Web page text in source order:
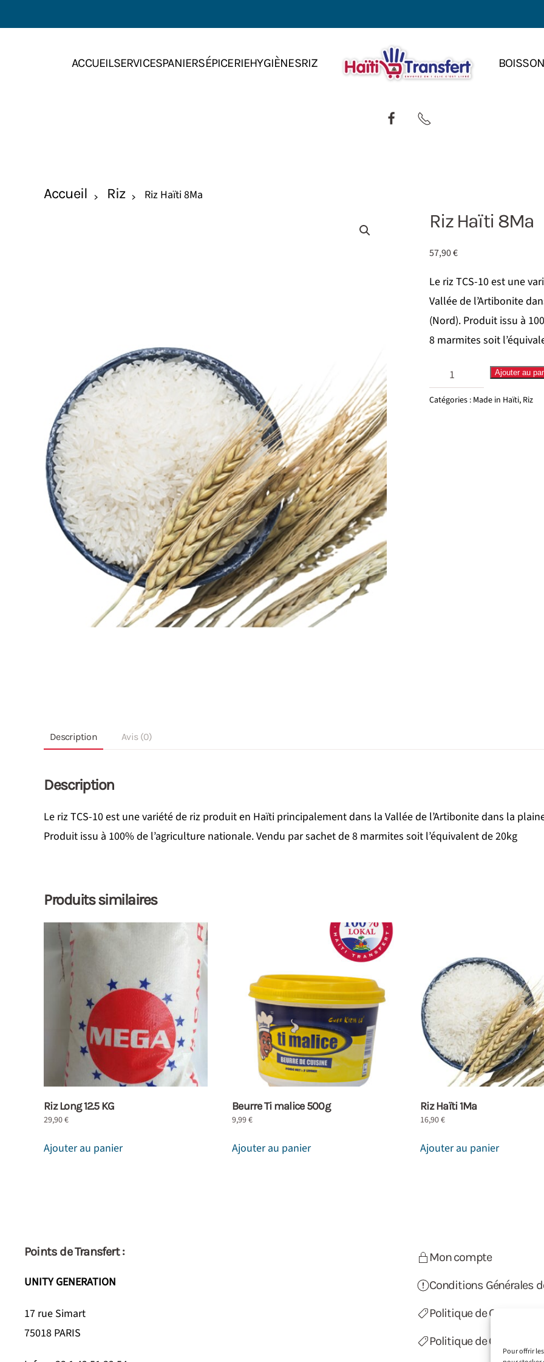
Pour offrir
ACCUEILSERVICESPANIERSÉPICERIEHYGIÈNESRIZ
Accueil Riz Riz Haïti 8Ma
Riz Haïti 8Ma
57,90€
Le riz TCS-10 est une
Vallée de l’Artibonite
(Nord). Produit issu à
8 marmites soit
quantité
de
Ajouter au
Catégories : Made in Haïti, Riz
Description Avis (0)
Description
Le riz TCS-10 est une variété de riz produit en Haïti principalement dans la Vallée de l’Artibonite dans la
Produit issu à 100% de l’agriculture nationale. Vendu par sachet de 8 marmites soit l’équivalent de 20kg
Produits similaires
Riz Long 12.5 KG
29,90€
Ajouter au panier
Beurre Ti malice 500g
9,99€
Ajouter au panier
Riz Haïti 1Ma
16,90€
Ajouter au panier
Points de Transfert :
UNITY GENERATION
17 rue Simart
75018 PARIS
Mon compte
Conditions Générales
Politique de
Politique de Cookies (UE)